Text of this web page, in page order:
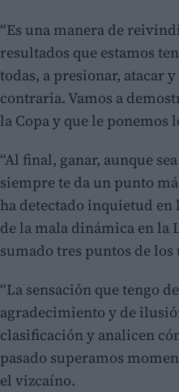
“Es una manera de
resultados que estamos
todas, a presionar, atacar
contraria. Vamos a
la Copa y que le ponemos
“Al final, ganar, aunque
siempre te da un punto
ha detectado inquietud en
de la mala dinámica en la
sumado tres puntos de
“La sensación que tengo
agradecimiento y de
clasificación y analicen
pasado superamos
el vizcaíno.